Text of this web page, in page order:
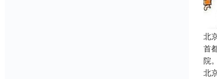
北
首
院
北